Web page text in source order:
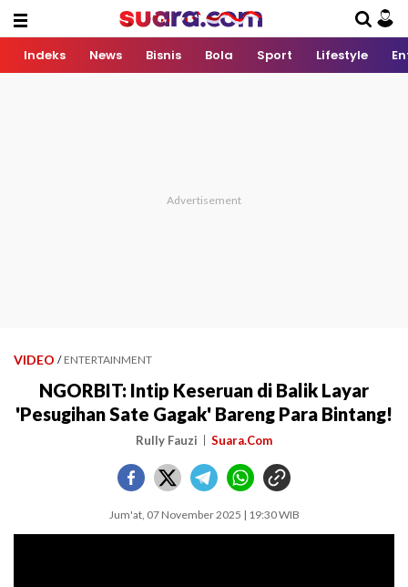
Indeks News Bisnis Bola Sport Lifestyle
VIDEO / ENTERTAINMENT
NGORBIT: Intip Keseruan di Balik Layar
'Pesugihan Sate Gagak' Bareng Para Bintang!
Rully Fauzi Suara.Com
Jum'at, 07 November 2025 | 19:30 WIB